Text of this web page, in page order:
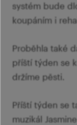
systém bude
koupáním i
Proběhla také
příští týden se
držíme pěsti.
Příští týden se
muzikál